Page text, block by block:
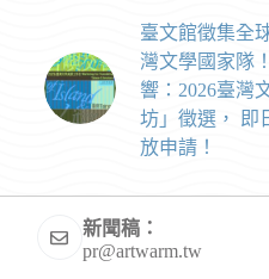
臺文館徵集全
灣文學國家隊
響：2026臺灣
坊」徵選， 即
放申請！
新聞稿：
pr@artwarm.tw